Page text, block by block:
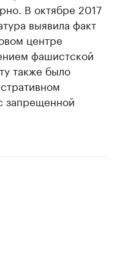
В октябре 2017
выявила факт
центре
фашистской
также было
запрещенной